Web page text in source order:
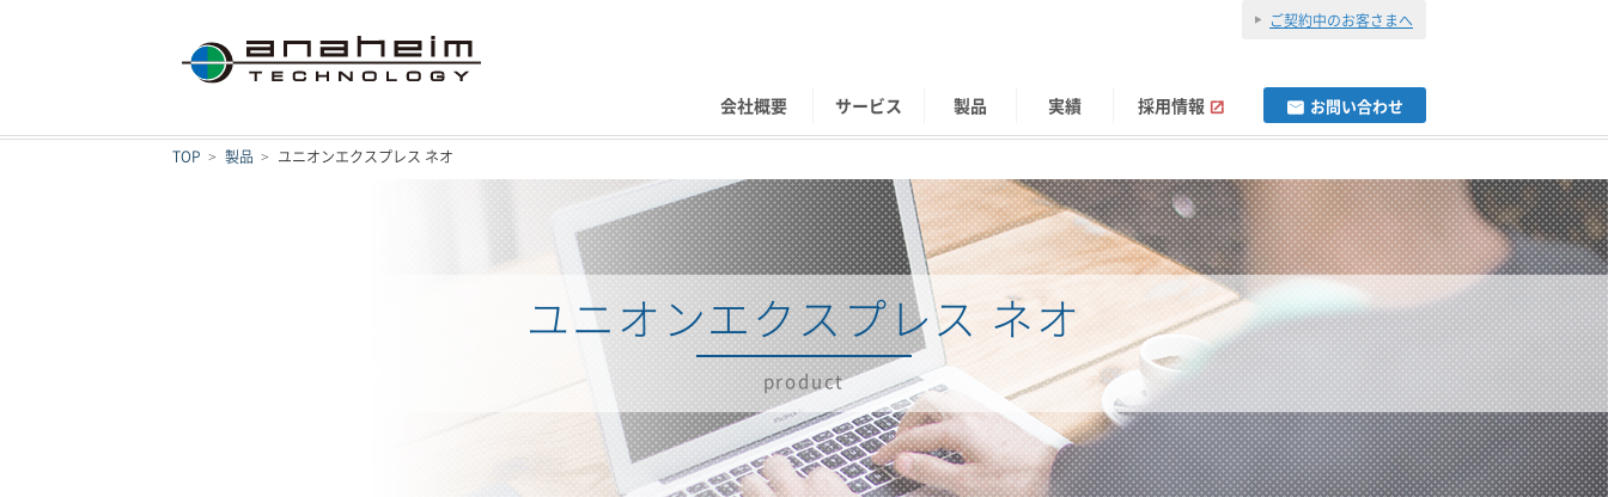
ご契約中のお客さまへ
会社概要 サービス 製品 実績 採用情報 お問い合わせ
TOP 製品 ユニオンエクスプレス ネオ
ユニオンエクスプレス ネオ
product